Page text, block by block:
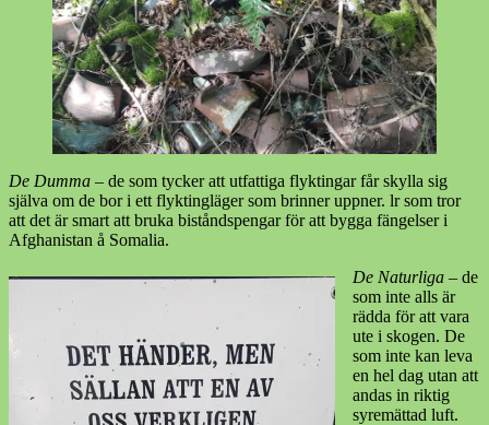
De Dumma – de som tycker att utfattiga flyktingar får skylla sig
själva om de bor i ett flyktingläger som brinner uppner. lr som tror
att det är smart att bruka biståndspengar för att bygga fängelser i
Afghanistan å Somalia.
De Naturliga – de
som inte alls är
rädda för att vara
ute i skogen. De
som inte kan leva
en hel dag utan att
andas in riktig
syremättad luft.